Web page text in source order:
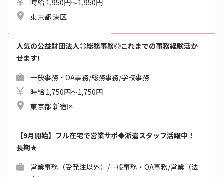
時給 1,950円～1,950円
東京都 港区
人気の公益財団法人◎総務事務◎これまでの事務経験活か
せます!
一般事務・OA事務/総務事務/学校事務
時給 1,750円～1,750円
東京都 新宿区
【9月開始】フル在宅で営業サポ◆派遣スタッフ活躍中！
長期★
営業事務（受発注以外）/一般事務・OA事務/営業（法